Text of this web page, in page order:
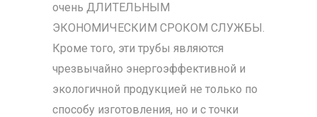
очень ДЛИТЕЛЬНЫМ
ЭКОНОМИЧЕСКИМ СРОКОМ СЛУЖБЫ.
Кроме того, эти трубы являются
чрезвычайно энергоэффективной и
экологичной продукцией не только по
способу изготовления, но и с точки